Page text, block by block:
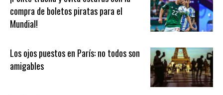
compra de boletos piratas para el
Mundial!
Los ojos puestos en París: no todos son
amigables